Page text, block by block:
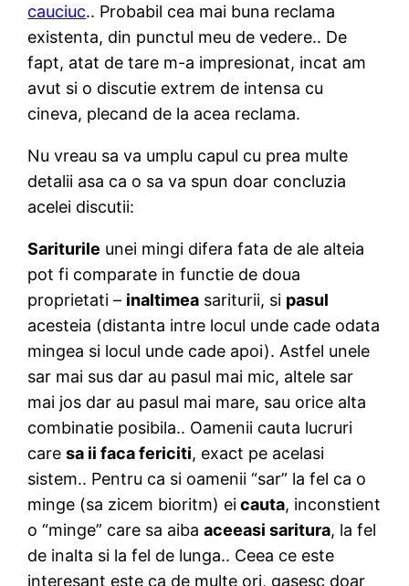
cauciuc.. Probabil cea mai buna reclama
existenta, din punctul meu de vedere.. De
fapt, atat de tare m-a impresionat, incat am
avut si o discutie extrem de intensa cu
cineva, plecand de la acea reclama.
Nu vreau sa va umplu capul cu prea multe
detalii asa ca o sa va spun doar concluzia
acelei discutii:
Sariturile unei mingi difera fata de ale alteia
pot fi comparate in functie de doua
proprietati – inaltimea sariturii, si pasul
acesteia (distanta intre locul unde cade odata
mingea si locul unde cade apoi). Astfel unele
sar mai sus dar au pasul mai mic, altele sar
mai jos dar au pasul mai mare, sau orice alta
combinatie posibila.. Oamenii cauta lucruri
caresa ii faca fericiti, exact pe acelasi
sistem.. Pentru ca si oamenii “sar” la fel ca o
minge (sa zicem bioritm) eicauta, inconstient
o “minge” care sa aibaaceeasi saritura, la fel
de inalta si la fel de lunga.. Ceea ce este
interesant este ca de multe ori, gasesc doar